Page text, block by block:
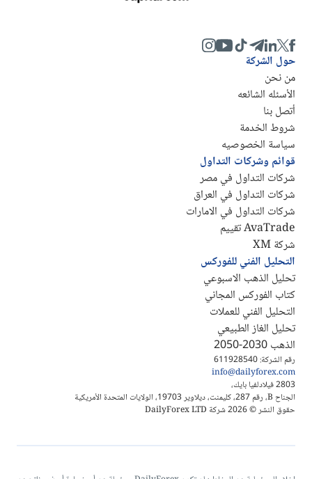
رقم الشركة: 611928540
info@dailyforex.com
2803 فيلادلفيا بايك،
الجناح B، رقم 287، كليمنت، ديلاوير 19703، الولايات المتحدة الأمريكية
حقوق النشر © 2026 شركة DailyForex LTD
حول الشركة
من نحن
الأسئله الشائعه
أتصل بنا
شروط الخدمة
سياسة الخصوصيه
قوائم وشركات التداول
شركات التداول في مصر
شركات التداول في العراق
شركات التداول في الامارات
AvaTrade تقييم
شركة XM
التحليل الفني للفوركس
تحليل الذهب الاسبوعي
كتاب الفوركس المجاني
التحليل الفني للعملات
تحليل الغاز الطبيعي
الذهب 2030-2050